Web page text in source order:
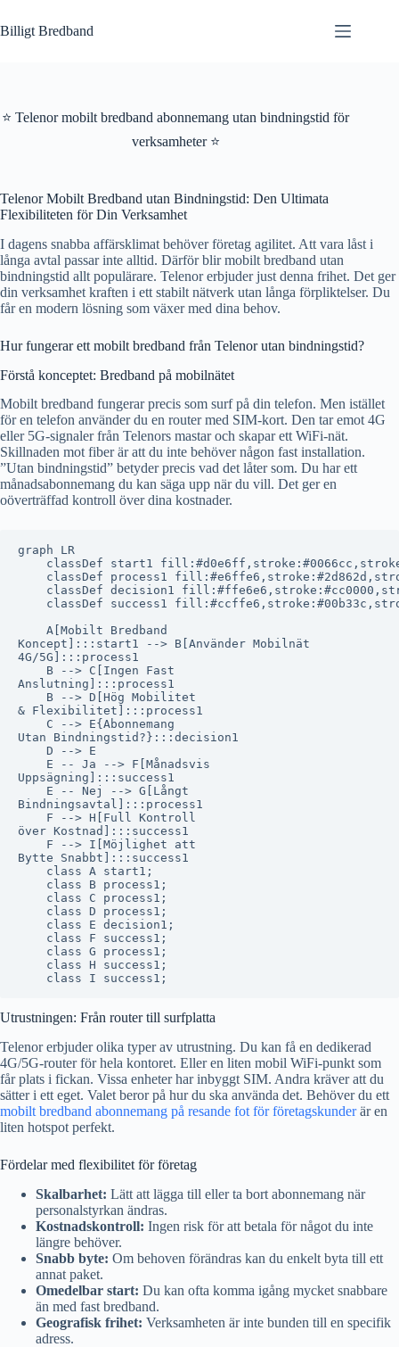
till
innehåll
Billigt Bredband
⭐ Telenor mobilt bredband abonnemang utan bindningstid för
verksamheter ⭐
Telenor Mobilt Bredband utan Bindningstid: Den Ultimata
Flexibiliteten för Din Verksamhet
I dagens snabba affärsklimat behöver företag agilitet. Att vara låst i
långa avtal passar inte alltid. Därför blir mobilt bredband utan
bindningstid allt populärare. Telenor erbjuder just denna frihet. Det ger
din verksamhet kraften i ett stabilt nätverk utan långa förpliktelser. Du
får en modern lösning som växer med dina behov.
Hur fungerar ett mobilt bredband från Telenor utan bindningstid?
Förstå konceptet: Bredband på mobilnätet
Mobilt bredband fungerar precis som surf på din telefon. Men istället
för en telefon använder du en router med SIM-kort. Den tar emot 4G
eller 5G-signaler från Telenors mastar och skapar ett WiFi-nät.
Skillnaden mot fiber är att du inte behöver någon fast installation.
”Utan bindningstid” betyder precis vad det låter som. Du har ett
månadsabonnemang du kan säga upp när du vill. Det ger en
oöverträffad kontroll över dina kostnader.
graph LR
classDef start1
classDef process1
classDef decision1
classDef success1
    A[Mobilt Bredband
Koncept]:::start1 --> B[Använder Mobilnät
4G/5G]:::process1
    B --> C[Ingen Fast
Anslutning]:::process1
    B --> D[Hög Mobilitet
& Flexibilitet]:::process1
    C --> E{Abonnemang
Utan Bindningstid?}:::decision1
    D --> E
    E -- Ja --> F[Månadsvis
Uppsägning]:::success1
    E -- Nej --> G[Långt
Bindningsavtal]:::process1
    F --> H[Full Kontroll
över Kostnad]:::success1
    F --> I[Möjlighet att
Bytte Snabbt]:::success1
    class A start1;
    class B process1;
    class C process1;
    class D process1;
    class E decision1;
    class F success1;
    class G process1;
    class H success1;
Utrustningen: Från router till surfplatta
Telenor erbjuder olika typer av utrustning. Du kan få en dedikerad
4G/5G-router för hela kontoret. Eller en liten mobil WiFi-punkt som
får plats i fickan. Vissa enheter har inbyggt SIM. Andra kräver att du
sätter i ett eget. Valet beror på hur du ska använda det. Behöver du ett
mobilt bredband abonnemang på resande fot för företagskunderär en
liten hotspot perfekt.
Fördelar med flexibilitet för företag
Skalbarhet: Lätt att lägga till eller ta bort abonnemang när
personalstyrkan ändras.
Kostnadskontroll: Ingen risk för att betala för något du inte
längre behöver.
Snabb byte: Om behoven förändras kan du enkelt byta till ett
annat paket.
Omedelbar start: Du kan ofta komma igång mycket snabbare
än med fast bredband.
Geografisk frihet: Verksamheten är inte bunden till en specifik
adress.